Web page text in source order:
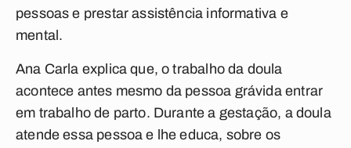
pessoas e prestar assistência informativa e
mental.
Ana Carla explica que, o trabalho da doula
acontece antes mesmo da pessoa grávida entrar
em trabalho de parto. Durante a gestação, a doula
atende essa pessoa e lhe educa, sobre os